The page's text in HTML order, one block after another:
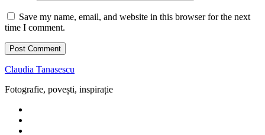
Save my name, email, and website in this browser for the next
time I comment.
Claudia Tanasescu
Fotografie, povești, inspirație